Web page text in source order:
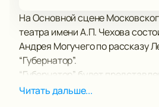
На Основной сцене
театра имени А.П. Чехова
Андрея Могучего по рассказу
“Губернатор”.
“Губернатор” будет
гастрольной программы “БДТ в
Читать дальше...